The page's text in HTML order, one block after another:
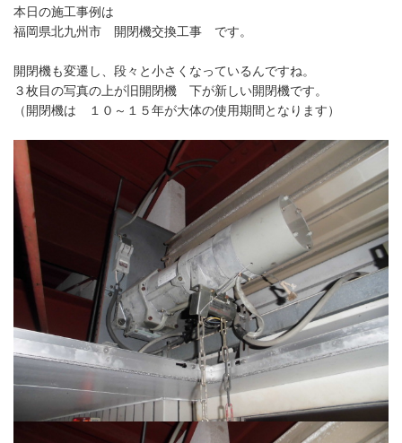
本日の施工事例は
福岡県北九州市 開閉機交換工事 です。
開閉機も変遷し、段々と小さくなっているんですね。
３枚目の写真の上が旧開閉機 下が新しい開閉機です。
（開閉機は １０～１５年が大体の使用期間となります）